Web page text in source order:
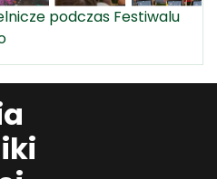
podczas Festiwalu